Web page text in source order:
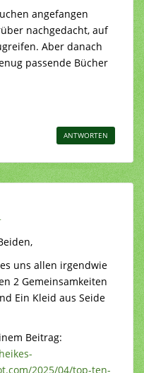
angefangen
nachgedacht, auf
Aber danach
passende Bücher
ANTWORTEN
uns allen irgendwie
2 Gemeinsamkeiten
Ein Kleid aus Seide
Beitrag:
2025/04/top-ten-